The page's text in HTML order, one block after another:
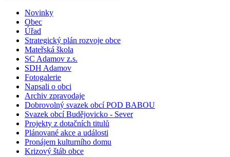
Novinky
Obec
Úřad
Strategický plán rozvoje obce
Mateřská škola
SC Adamov z.s.
SDH Adamov
Fotogalerie
Napsali o obci
Archiv zpravodaje
Dobrovolný svazek obcí POD BABOU
Svazek obcí Budějovicko - Sever
Projekty z dotačních titulů
Plánované akce a události
Pronájem kulturního domu
Krizový štáb obce